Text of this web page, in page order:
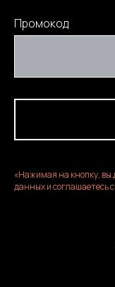
Промокод
«Нажимая на кнопку, вы
данных и соглашаетесь